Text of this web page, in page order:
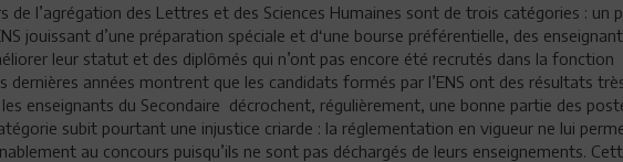
de l’agrégation des Lettres et des Sciences Humaines sont de trois catégories : un
jouissant d’une préparation spéciale et d‘une bourse préférentielle, des
leur statut et des diplômés qui n’ont pas encore été recrutés dans la fonction
dernières années montrent que les candidats formés par l’ENS ont des résultats
enseignants du Secondaire décrochent, régulièrement, une bonne partie des
subit pourtant une injustice criarde : la réglementation en vigueur ne lui
au concours puisqu’ils ne sont pas déchargés de leurs enseignements.